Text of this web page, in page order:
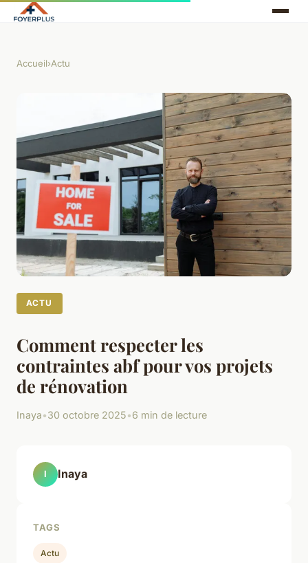
Accueil›Actu
ACTU
Comment respecter les
contraintes abf pour vos projets
de rénovation
Inaya•30 octobre 2025•6 min de lecture
I Inaya
TAGS
Actu